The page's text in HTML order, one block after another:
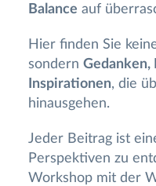
Balance auf
Hier finden Sie
sondern Gedanken,
Inspirationen, die
hinausgehen.
Jeder Beitrag ist
Perspektiven zu
Workshop mit der